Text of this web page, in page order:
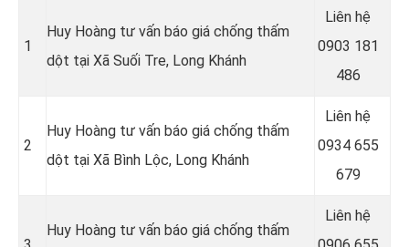
1
Huy Hoàng tư vấn báo giá chống thấm
dột tại Xã Suối Tre, Long Khánh
Liên hệ
0903 181
486
2
Huy Hoàng tư vấn báo giá chống thấm
dột tại Xã Bình Lộc, Long Khánh
Liên hệ
0934 655
679
Huy Hoàng tư vấn báo giá chống thấm
Liên hệ